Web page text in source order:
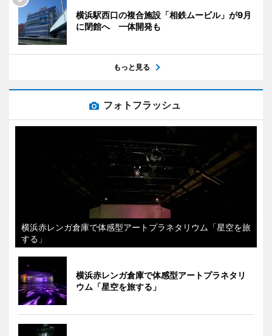
横浜駅西口の複合施設「相鉄ムービル」が9月
に閉館へ 一体開発も
もっと見る
フォトフラッシュ
横浜赤レンガ倉庫で体感型アートプラネタリウム「星空を旅
する」
横浜赤レンガ倉庫で体感型アートプラネタリ
ウム「星空を旅する」